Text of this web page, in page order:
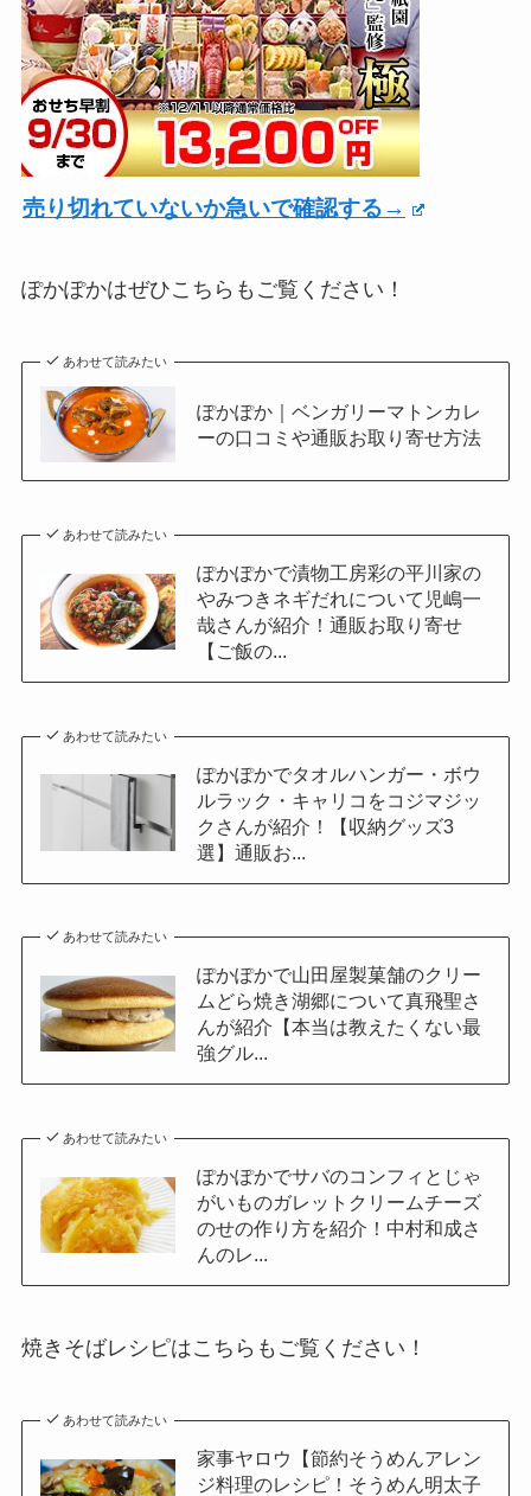
売り切れていないか急いで確認する→
ぽかぽかはぜひこちらもご覧ください！
あわせて読みたい
ぽかぽか｜ベンガリーマトンカレ
ーの口コミや通販お取り寄せ方法
あわせて読みたい
ぽかぽかで漬物工房彩の平川家の
やみつきネギだれについて児嶋一
哉さんが紹介！通販お取り寄せ
【ご飯の...
あわせて読みたい
ぽかぽかでタオルハンガー・ボウ
ルラック・キャリコをコジマジッ
クさんが紹介！【収納グッズ3
選】通販お...
あわせて読みたい
ぽかぽかで山田屋製菓舗のクリー
ムどら焼き湖郷について真飛聖さ
んが紹介【本当は教えたくない最
強グル...
あわせて読みたい
ぽかぽかでサバのコンフィとじゃ
がいものガレットクリームチーズ
のせの作り方を紹介！中村和成さ
んのレ...
焼きそばレシピはこちらもご覧ください！
あわせて読みたい
家事ヤロウ【節約そうめんアレン
ジ料理のレシピ！そうめん明太子